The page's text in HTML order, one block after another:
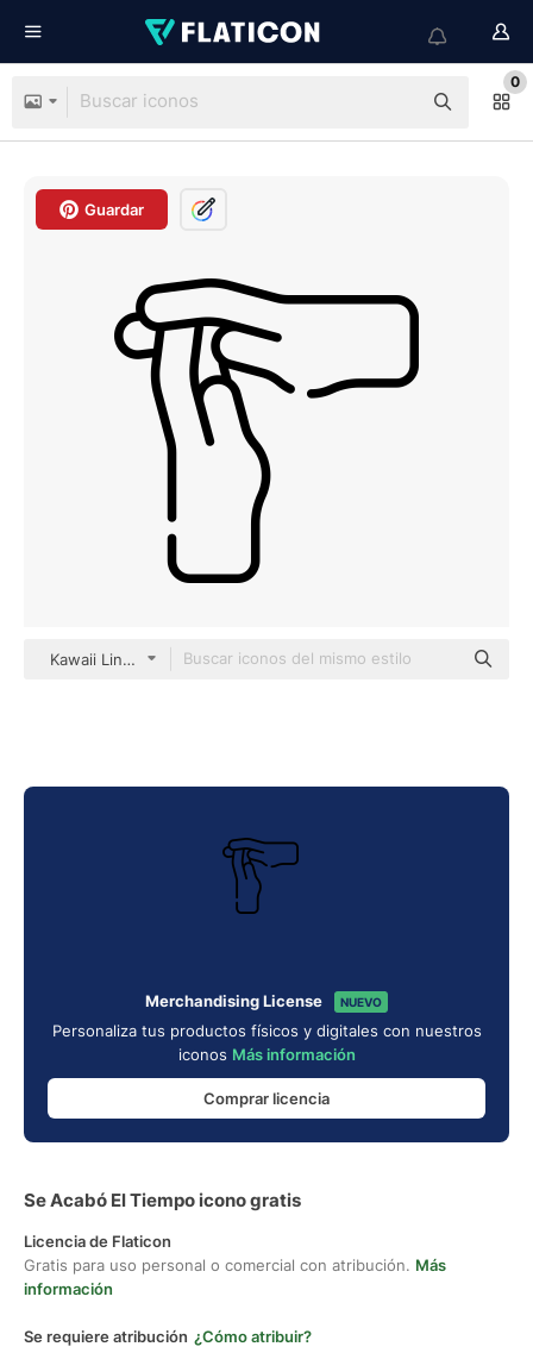
0
Guardar
Kawaii Lineal
Merchandising License NUEVO
Personaliza tus productos físicos y digitales con nuestros
iconos Más información
Comprar licencia
Se Acabó El Tiempo icono gratis
Licencia de Flaticon
Gratis para uso personal o comercial con atribución. Más
información
Se requiere atribución ¿Cómo atribuir?